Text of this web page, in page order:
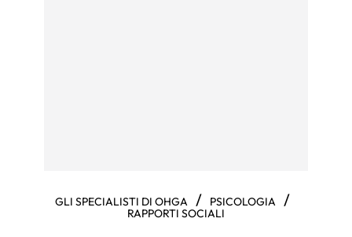
GLI SPECIALISTI DI OHGA / PSICOLOGIA /
RAPPORTI SOCIALI